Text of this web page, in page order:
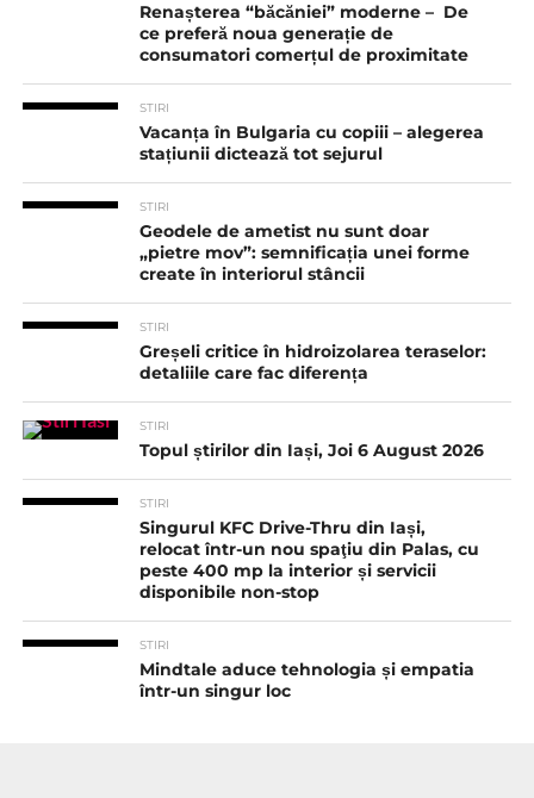
Renașterea “băcăniei” moderne – De
ce preferă noua generație de
consumatori comerțul de proximitate
STIRI
Vacanța în Bulgaria cu copiii – alegerea
stațiunii dictează tot sejurul
STIRI
Geodele de ametist nu sunt doar
„pietre mov”: semnificația unei forme
create în interiorul stâncii
STIRI
Greșeli critice în hidroizolarea teraselor:
detaliile care fac diferența
STIRI
Topul știrilor din Iași, Joi 6 August 2026
STIRI
Singurul KFC Drive-Thru din Iași,
relocat într-un nou spaţiu din Palas, cu
peste 400 mp la interior și servicii
disponibile non-stop
STIRI
Mindtale aduce tehnologia și empatia
într-un singur loc